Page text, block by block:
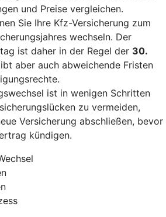
und Preise vergleichen.
Sie Ihre Kfz-Versicherung zum
wechseln. Der
ist daher in der Regel der 30.
aber auch abweichende Fristen
ist in wenigen Schritten
zu vermeiden,
Versicherung abschließen, bevor
kündigen.